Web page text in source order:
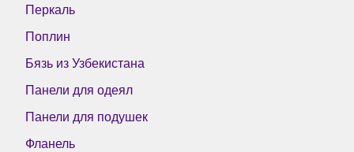
Перкаль
Поплин
Бязь из Узбекистана
Панели для одеял
Панели для подушек
Фланель